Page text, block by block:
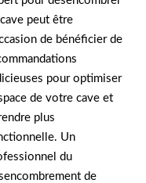
peut être
de bénéficier de
pour optimiser
de votre cave et
plus
Un
du
de